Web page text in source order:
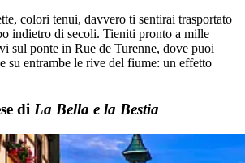
colori tenui, davvero ti sentirai trasportato
indietro di secoli. Tieniti pronto a mille
sul ponte in Rue de Turenne, dove puoi
su entrambe le rive del fiume: un effetto
di La Bella e la Bestia